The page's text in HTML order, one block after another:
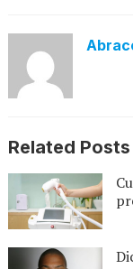
Related Posts